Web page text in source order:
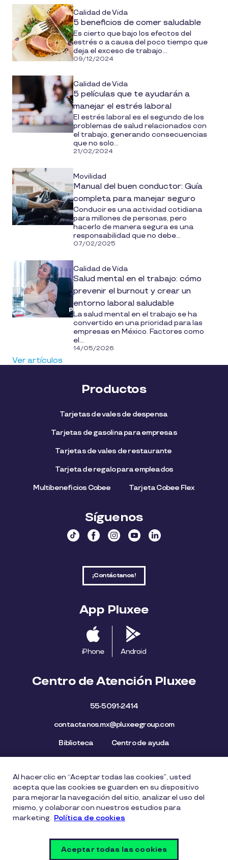
Calidad de Vida
5 beneficios de comer saludable
Es cierto que bajo los efectos del
estrés o a causa del poco tiempo que
deja el exceso de trabajo...
09/12/2024
Calidad de Vida
5 películas que te ayudarán a
manejar el estrés laboral
El estrés laboral es el segundo de los
problemas de salud relacionados con
el trabajo, generando consecuencias
que no solo...
21/02/2024
Movilidad
Manual del buen conductor: Guía
completa para manejar seguro
Conducir es una actividad cotidiana
para millones de personas, pero
hacerlo de manera segura es una
responsabilidad que no debe...
07/02/2025
Calidad de Vida
Salud mental en el trabajo: cómo
prevenir el burnout y crear un
entorno laboral saludable
La salud mental en el trabajo se ha
convertido en una prioridad para las
empresas en México. Factores como
el...
14/05/2026
Ver artículos
Productos
Tarjetas de vales de despensa
Tarjetas de gasolina para empresas
Tarjetas de vales de restaurante
Tarjeta de regalo para empleados​
Multibeneficios Cobee Tarjeta Cobee Flex
Síguenos
¡Contáctanos!
App Pluxee
iPhone Android
Centro de Atención Pluxee
55-5091-2414
contactanos.mx@pluxeegroup.com
Biblioteca Centro de ayuda
Mapa del Sitio Aviso de privacidad Política de cookies
Licencia de Uso de Marca Política de Denuncia
Carta Ética Lista de precios
Información
Al hacer clic en “Aceptar todas las cookies”, usted
acepta que las cookies se guarden en su dispositivo
para mejorar la navegación del sitio, analizar el uso del
mismo, y colaborar con nuestros estudios para
marketing. Política de cookies
Aceptar todas las cookies